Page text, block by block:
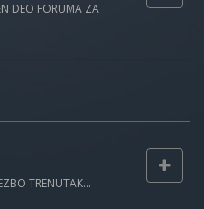
DEO FORUMA ZA
TRENUTAK...